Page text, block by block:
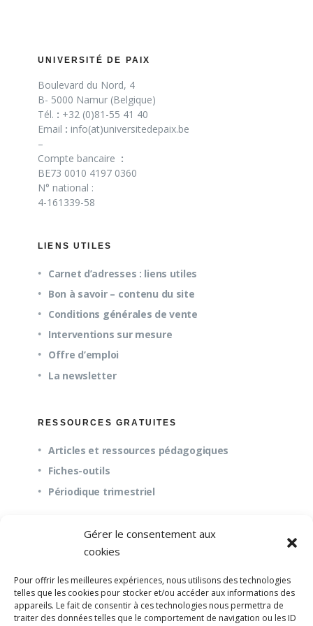
Gérer le consentement aux
cookies
Pour offrir les meilleures expériences, nous utilisons des technologies
telles que les cookies pour stocker et/ou accéder aux informations des
appareils. Le fait de consentir à ces technologies nous permettra de
traiter des données telles que le comportement de navigation ou les ID
UNIVERSITÉ DE PAIX
Boulevard du Nord, 4
B- 5000 Namur (Belgique)
Tél. : +32 (0)81-55 41 40
Email : info(at)universitedepaix.be
–
Compte bancaire :
BE73 0010 4197 0360
N° national :
4-161339-58
LIENS UTILES
Carnet d’adresses : liens utiles
Bon à savoir – contenu du site
Conditions générales de vente
Interventions sur mesure
Offre d’emploi
La newsletter
RESSOURCES GRATUITES
Articles et ressources pédagogiques
Fiches-outils
Périodique trimestriel
QUESTIONS FRÉQUENTES
Questions fréquentes (FAQ)
Mission et pédagogie